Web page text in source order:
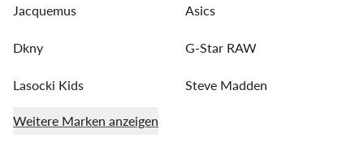
Jacquemus Asics
Dkny G-Star RAW
Lasocki Kids Steve Madden
Weitere Marken anzeigen